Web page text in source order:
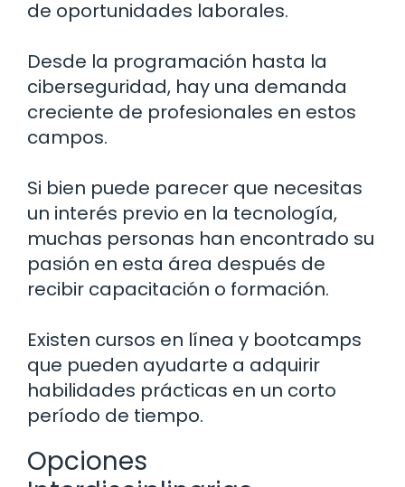
de oportunidades laborales.
Desde la programación hasta la
ciberseguridad, hay una demanda
creciente de profesionales en estos
campos.
Si bien puede parecer que necesitas
un interés previo en la tecnología,
muchas personas han encontrado su
pasión en esta área después de
recibir capacitación o formación.
Existen cursos en línea y bootcamps
que pueden ayudarte a adquirir
habilidades prácticas en un corto
período de tiempo.
Opciones